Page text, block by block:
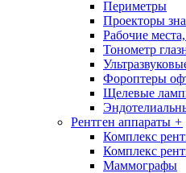
Периметры
Проекторы
Рабочие
Тонометр
Фороптеры
Щелевые
Рентген аппараты +
Комплекс
Комплекс
Маммографы